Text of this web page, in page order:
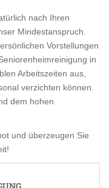
nach Ihren
Mindestanspruch.
Vorstellungen
in
Arbeitszeiten aus,
verzichten können.
dem hohen
und überzeugen Sie